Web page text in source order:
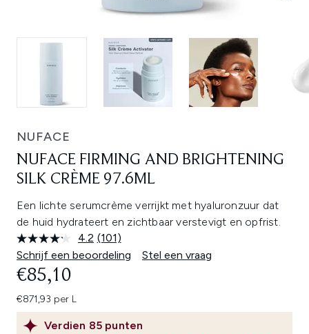
NUFACE
NUFACE FIRMING AND BRIGHTENING
SILK CRÈME 97.6ML
Een lichte serumcrème verrijkt met hyaluronzuur dat
de huid hydrateert en zichtbaar verstevigt en opfrist.
4.2 Lees
101
beoordelingen.
(101)
Schrijf een beoordeling
Stel een vraag
Verdien 85 punten
€85,10
€871,93 per L